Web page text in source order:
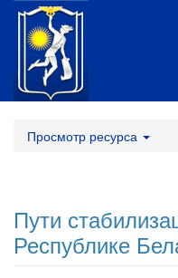
Просмотр ресурса
Пути
Республике